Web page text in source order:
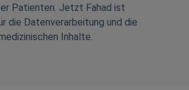
Patienten. Jetzt Fahad ist
die Datenverarbeitung und die
Inhalte.